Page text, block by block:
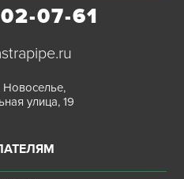
07-61
улица, 19